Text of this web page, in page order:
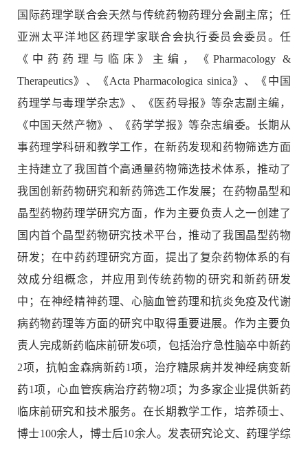
国际药理学联合会天然与传统药物药理分会副主席；任
亚洲太平洋地区药理学家联合会执行委员会委员。任
《中药药理与临床》主编，《Pharmacology &
Therapeutics》、《Acta Pharmacologica sinica》、《中国
药理学与毒理学杂志》、《医药导报》等杂志副主编，
《中国天然产物》、《药学学报》等杂志编委。长期从
事药理学科研和教学工作，在新药发现和药物筛选方面
主持建立了我国首个高通量药物筛选技术体系，推动了
我国创新药物研究和新药筛选工作发展；在药物晶型和
晶型药物药理学研究方面，作为主要负责人之一创建了
国内首个晶型药物研究技术平台，推动了我国晶型药物
研发；在中药药理研究方面，提出了复杂药物体系的有
效成分组概念，并应用到传统药物的研究和新药研发
中；在神经精神药理、心脑血管药理和抗炎免疫及代谢
病药物药理等方面的研究中取得重要进展。作为主要负
责人完成新药临床前研发6项，包括治疗急性脑卒中新药
2项，抗帕金森病新药1项，治疗糖尿病并发神经病变新
药1项，心血管疾病治疗药物2项；为多家企业提供新药
临床前研究和技术服务。在长期教学工作，培养硕士、
博士100余人，博士后10余人。发表研究论文、药理学综